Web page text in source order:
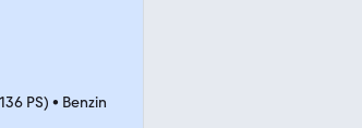
PS) • Benzin